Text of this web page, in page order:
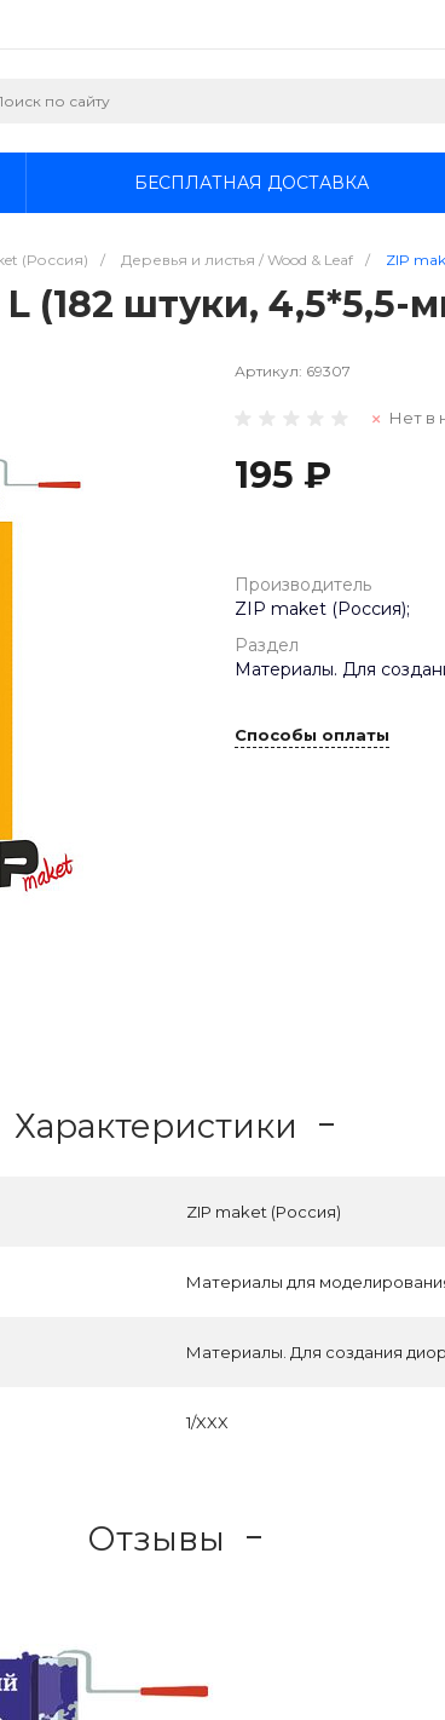
БЕСПЛАТНАЯ ДОСТАВКА
(Россия) / Деревья и листья / Wood & Leaf / ZIP
(182 штуки,
Артикул: 69307
Нет в
195 ₽
Производитель
ZIP maket (Россия);
Раздел
Материалы. Для
Способы оплаты
Характеристики
ZIP maket (Россия)
Материалы для
Материалы. Для создания
1/XXX
Отзывы